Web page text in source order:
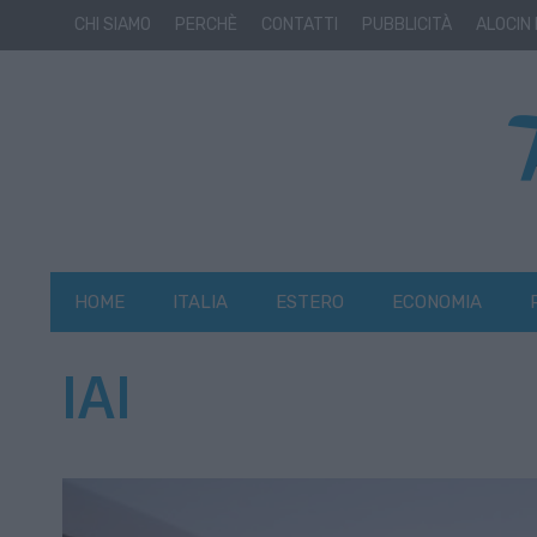
CHI SIAMO PERCHÈ CONTATTI PUBBLICITÀ ALOCIN
HOME ITALIA ESTERO ECONOMIA
IAI